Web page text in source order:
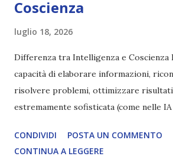
Coscienza
luglio 18, 2026
Differenza tra Intelligenza e Coscienza
capacità di elaborare informazioni,
risolvere problemi, ottimizzare
estremamente sofisticata (come nelle IA
soggettiva, non prova vero amore, non
autentico, non ha connessione con
CONDIVIDI
POSTA UN COMMENTO
CONTINUA A LEGGERE